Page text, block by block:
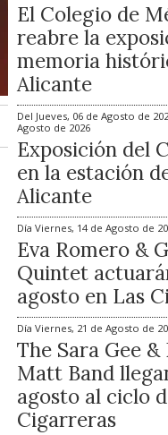
El Colegio de
reabre la
memoria
Alicante
Del Jueves, 06 de Agosto de
Agosto de 2026
Exposición del
en la estación
Alicante
Día Viernes, 14 de Agosto de
Eva Romero &
Quintet
agosto en Las
Día Viernes, 21 de Agosto de
The Sara Gee &
Matt Band
agosto al ciclo
Cigarreras